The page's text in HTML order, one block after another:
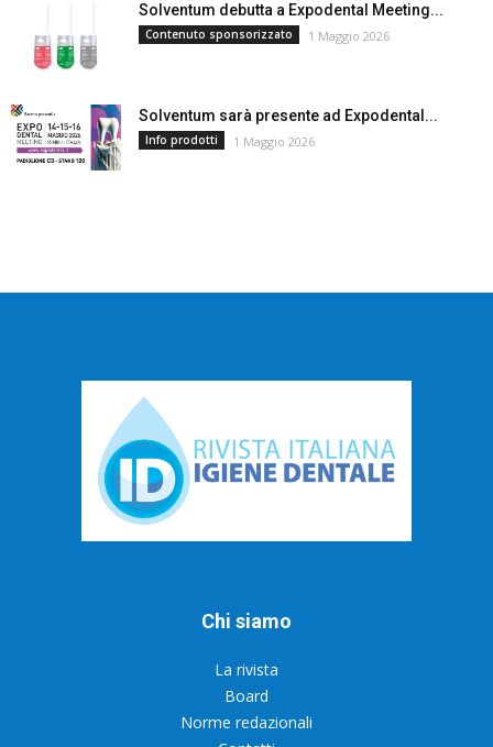
Solventum debutta a Expodental Meeting...
Contenuto sponsorizzato 1 Maggio 2026
Solventum sarà presente ad Expodental...
Info prodotti 1 Maggio 2026
Chi siamo
La rivista
Board
Norme redazionali